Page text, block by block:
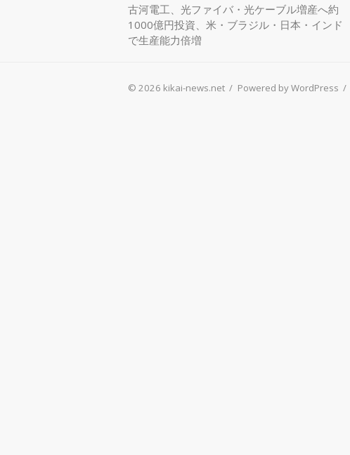
古河電工、光ファイバ・光ケーブル増産へ約
1000億円投資、米・ブラジル・日本・インド
で生産能力倍増
© 2026 kikai-news.net / Powered by WordPress /